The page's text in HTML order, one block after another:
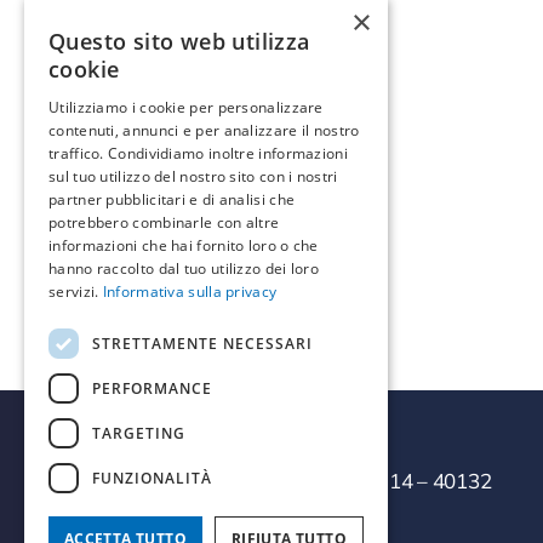
07039 - Italia
Indicazioni >
Informazioni di contatto
Telefono: 3491820140
Email:tecnomarotti@gmail.com
Termal Servizi Srl
– Via della Salute, 14 – 40132
Bologna
×
Questo sito web utilizza
cookie
Utilizziamo i cookie per personalizzare
contenuti, annunci e per analizzare il nostro
traffico. Condividiamo inoltre informazioni
sul tuo utilizzo del nostro sito con i nostri
partner pubblicitari e di analisi che
potrebbero combinarle con altre
informazioni che hai fornito loro o che
hanno raccolto dal tuo utilizzo dei loro
servizi. Informativa sulla privacy
STRETTAMENTE NECESSARI
PERFORMANCE
TARGETING
FUNZIONALITÀ
ACCETTA TUTTO RIFIUTA TUTTO